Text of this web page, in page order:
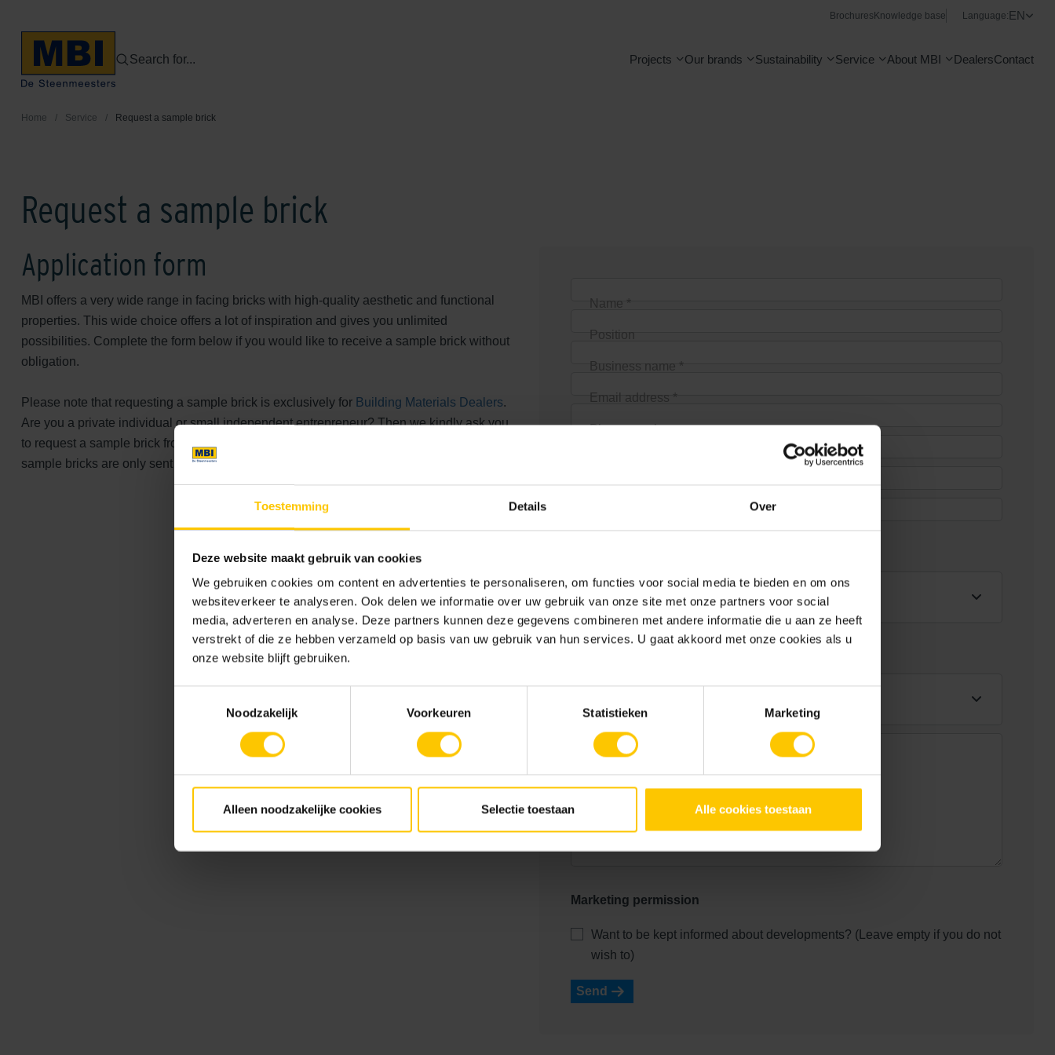
Toestemming Details Over
Deze website maakt gebruik van cookies
We gebruiken cookies om content en advertenties te personaliseren, om functies voor social media te bieden en om ons
websiteverkeer te analyseren. Ook delen we informatie over uw gebruik van onze site met onze partners voor social
media, adverteren en analyse. Deze partners kunnen deze gegevens combineren met andere informatie die u aan ze heeft
verstrekt of die ze hebben verzameld op basis van uw gebruik van hun services. U gaat akkoord met onze cookies als u
onze website blijft gebruiken.
Noodzakelijk
Voorkeuren Statistieken Marketing
Alleen noodzakelijke cookies Selectie toestaan Alle cookies toestaan
Brochures Knowledge base Language:EN
Search for... Projects Our brands Sustainability Service About MBI DealersContact
Home / Service / Request a sample brick
Request a sample brick
Application form
MBI offers a very wide range in facing bricks with high-quality aesthetic and functional
properties. This wide choice offers a lot of inspiration and gives you unlimited
possibilities. Complete the form below if you would like to receive a sample brick without
obligation.
Please note that requesting a sample brick is exclusively for Building Materials Dealers.
Are you a private individual or small independent entrepreneur? Then we kindly ask you
to request a sample brick from the respective building materials dealer. In addition,
sample bricks are only sent within the Netherlands and Belgium.
Name *
Position
Business name *
Email address *
Phone number
Explanatory note
Marketing permission
Want to be kept informed about developments? (Leave empty if you do not
wish to)
Send